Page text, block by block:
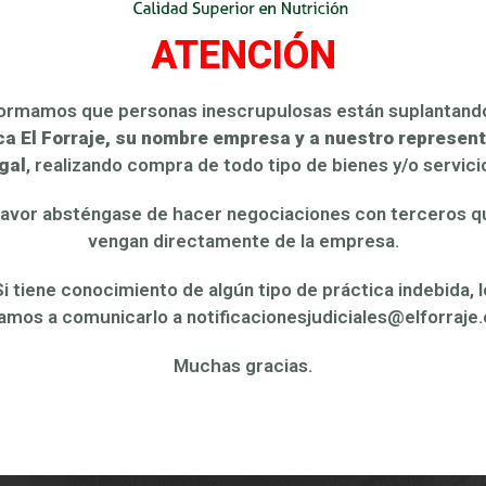
Relacionados
ATENCIÓN
que personas inescrupulosas están
El Forraje, su nombre empresa y a nuestro
, realizando compra de todo tipo de bienes y/o
absténgase de hacer negociaciones con terceros
vengan directamente de la empresa.
tiene conocimiento de algún tipo de práctica indebida,
a comunicarlo a
Muchas gracias.